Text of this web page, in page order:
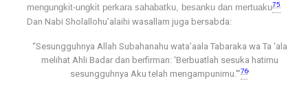
mengungkit-ungkit perkara sahabatku, besanku dan mertuaku75
Dan Nabi Sholallohu’alaihi wasallam juga bersabda:
“Sesungguhnya Allah Subahanahu wata’aala Tabaraka wa Ta ‘ala
melihat Ahli Badar dan berfirman: ‘Berbuatlah sesuka hatimu
sesungguhnya Aku telah mengampunimu.'”76‘